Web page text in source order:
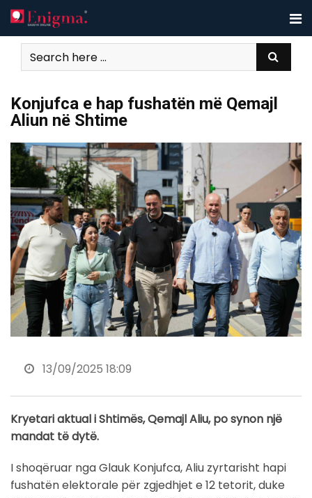
Skip
to
content
Konjufca e hap fushatën më Qemajl
Aliun në Shtime
13/09/2025 18:09
Kryetari aktual i Shtimës, Qemajl Aliu, po synon një
mandat të dytë.
I shoqëruar nga Glauk Konjufca, Aliu zyrtarisht hapi
fushatën elektorale për zgjedhjet e 12 tetorit, duke